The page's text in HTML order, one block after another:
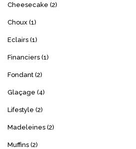
Cheesecake (2)
Choux (1)
Eclairs (1)
Financiers (1)
Fondant (2)
Glaçage (4)
Lifestyle (2)
Madeleines (2)
Muffins (2)